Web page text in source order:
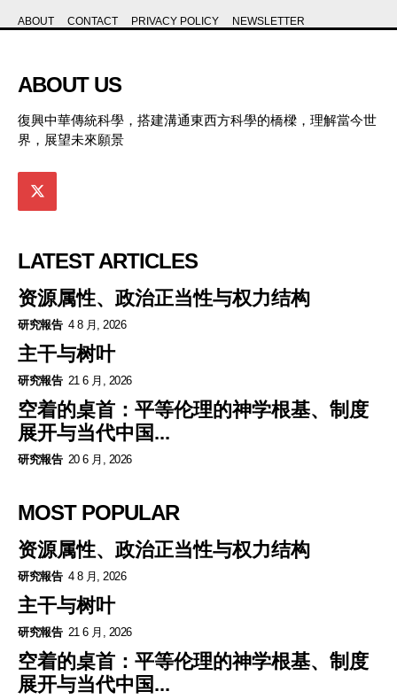
ABOUT CONTACT PRIVACY POLICY NEWSLETTER
ABOUT US
復興中華傳統科學，搭建溝通東西方科學的橋樑，理解當今世
界，展望未來願景
LATEST ARTICLES
资源属性、政治正当性与权力结构
研究報告 4 8 月, 2026
主干与树叶
研究報告 21 6 月, 2026
空着的桌首：平等伦理的神学根基、制度
展开与当代中国...
研究報告 20 6 月, 2026
MOST POPULAR
资源属性、政治正当性与权力结构
研究報告 4 8 月, 2026
主干与树叶
研究報告 21 6 月, 2026
空着的桌首：平等伦理的神学根基、制度
展开与当代中国...